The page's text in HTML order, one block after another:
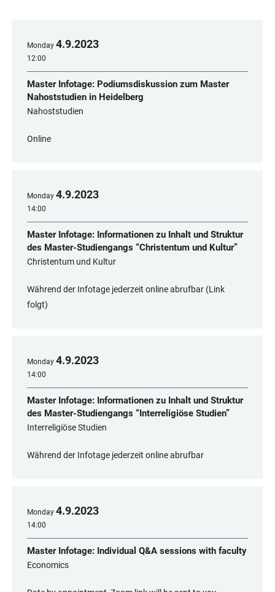
Monday 4.9.2023
12:00
Master Infotage: Podiumsdiskussion zum Master
Nahoststudien in Heidelberg
Nahoststudien
Online
Monday 4.9.2023
14:00
Master Infotage: Informationen zu Inhalt und Struktur
des Master-Studiengangs “Christentum und Kultur”
Christentum und Kultur
Während der Infotage jederzeit online abrufbar (Link
folgt)
Monday 4.9.2023
14:00
Master Infotage: Informationen zu Inhalt und Struktur
des Master-Studiengangs “Interreligiöse Studien”
Interreligiöse Studien
Während der Infotage jederzeit online abrufbar
Monday 4.9.2023
14:00
Master Infotage: Individual Q&A sessions with faculty
Economics